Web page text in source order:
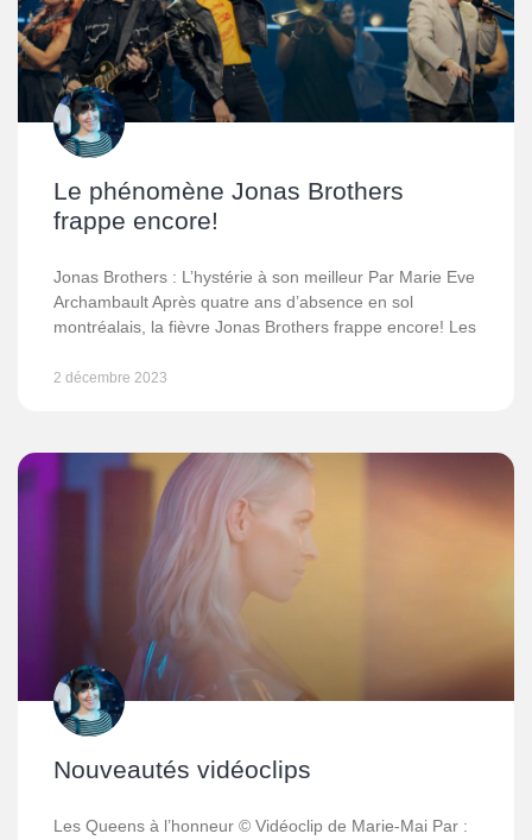
Le phénomène Jonas Brothers
frappe encore!
Jonas Brothers : L’hystérie à son meilleur Par Marie Eve
Archambault Après quatre ans d’absence en sol
montréalais, la fièvre Jonas Brothers frappe encore! Les
2 décembre 2023
Nouveautés vidéoclips
Les Queens à l’honneur © Vidéoclip de Marie-Mai Par :